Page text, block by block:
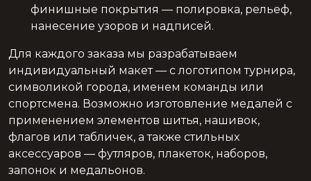
финишные покрытия — полировка, рельеф,
нанесение узоров и надписей.
Для каждого заказа мы разрабатываем
индивидуальный макет — с логотипом турнира,
символикой города, именем команды или
спортсмена. Возможно изготовление медалей с
применением элементов шитья, нашивок,
флагов или табличек, а также стильных
аксессуаров — футляров, плакеток, наборов,
запонок и медальонов.